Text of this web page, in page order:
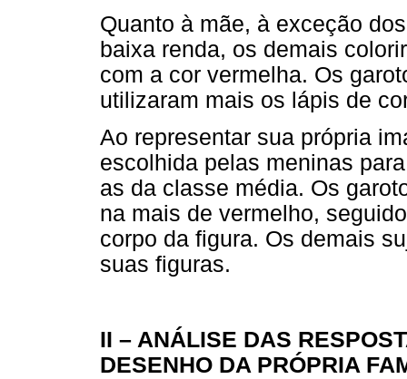
Quanto à mãe, à exceção
baixa renda, os demais
com a cor vermelha. Os
utilizaram mais os lápis de
Ao representar sua própria
escolhida pelas meninas
as da classe média. Os
na mais de vermelho,
corpo da figura. Os demais
suas figuras.
II – ANÁLISE DAS
DESENHO DA PRÓPRIA